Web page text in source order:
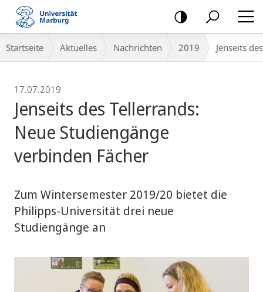
Mobile-
Navigation
Breadcrumb-
Navigation
Startseite Aktuelles Nachrichten 2019 Jenseits
17.07.2019
Jenseits des Tellerrands:
Neue Studiengänge
verbinden Fächer
Zum Wintersemester 2019/20 bietet die
Philipps-Universität drei neue
Studiengänge an